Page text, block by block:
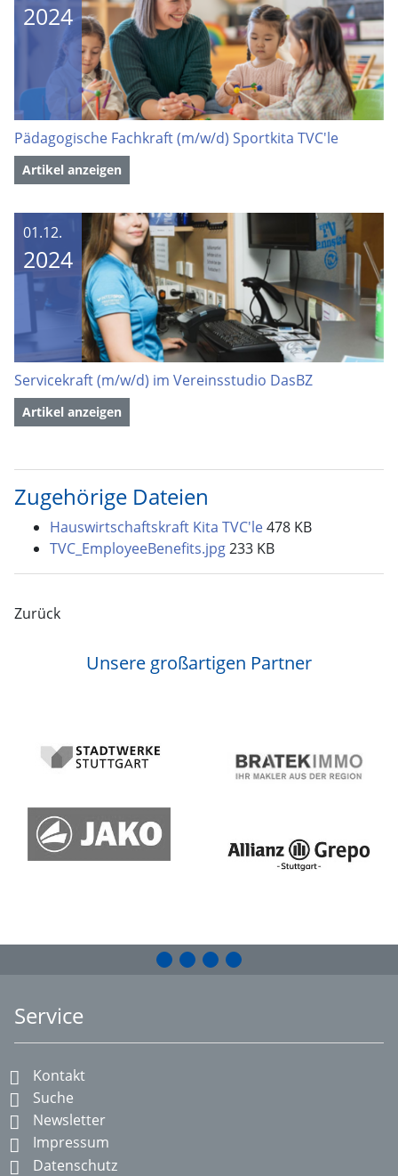
2024
Pädagogische Fachkraft (m/w/d) Sportkita TVC'le
Artikel anzeigen
01.12.
2024
Servicekraft (m/w/d) im Vereinsstudio DasBZ
Artikel anzeigen
Zugehörige Dateien
Hauswirtschaftskraft Kita TVC'le478 KB
TVC_EmployeeBenefits.jpg233 KB
Zurück
Unsere großartigen Partner
Service
Kontakt
Suche
Newsletter
Impressum
Datenschutz